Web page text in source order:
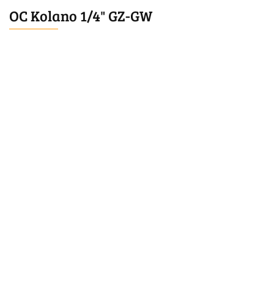
OC Kolano 1/4" GZ-GW